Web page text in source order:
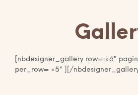
[nbdesigner_gallery row= »6″
per_row= »5″ ][/